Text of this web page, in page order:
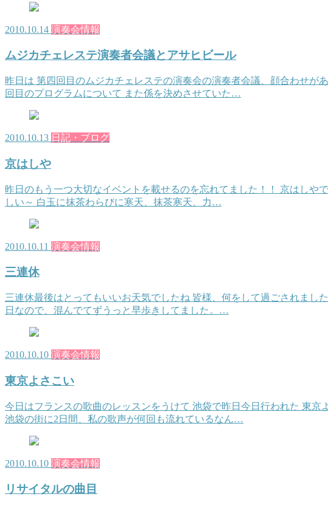
2010.10.14 演奏会情報
ムジカチェレステ演奏者会議とアサヒビール
昨日は 第四回目のムジカチェレステの演奏会の演奏者会議、顔合わせ
回目のプログラムについて また係を決めさせていた…
2010.10.13 日記・ブログ
京はしや
昨日のもう一つ大切なイベントを載せるのを忘れてました！！ 京はしや
しい～ 白玉に抹茶わらびに寒天、抹茶寒天、力…
2010.10.11 演奏会情報
三連休
三連休最後はとってもいいお天気でしたね 皆様、何をして過ごされまし
日なので、混んでてずうっと早歩きしてました。…
2010.10.10 演奏会情報
東京よさこい
今日はフランスの歌曲のレッスンをうけて 池袋で昨日今日行われた 東
池袋の街に2日間、私の歌声が何回も流れているなん…
2010.10.10 演奏会情報
リサイタルの曲目